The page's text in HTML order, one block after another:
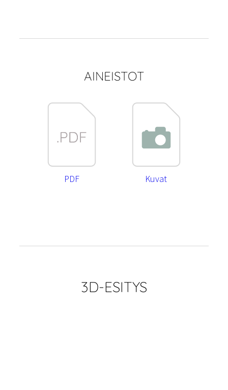
AINEISTOT
PDF Kuvat
3D-ESITYS